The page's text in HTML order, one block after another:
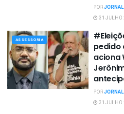
POR
31 JULHO
ASSESSORIA
pedido
aciona
POR
31 JULHO